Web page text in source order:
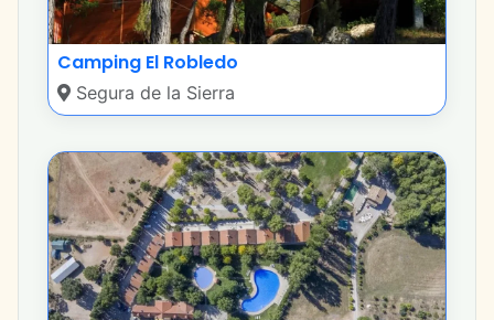
Camping El Robledo
Segura de la Sierra